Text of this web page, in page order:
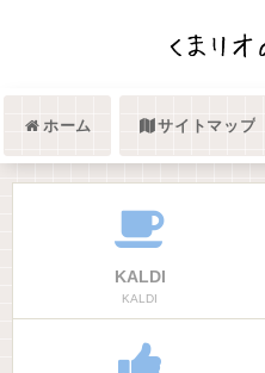
ホーム サイトマップ
KALDI
KALDI